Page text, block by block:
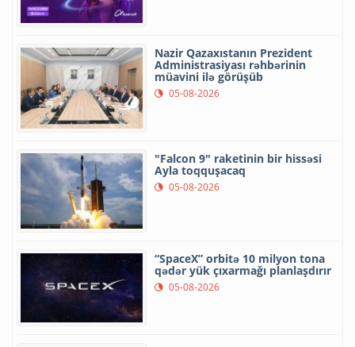
Nazir Qazaxıstanın Prezident
Administrasiyası rəhbərinin
müavini ilə görüşüb
05-08-2026
"Falcon 9" raketinin bir hissəsi
Ayla toqquşacaq
05-08-2026
“SpaceX” orbitə 10 milyon tona
qədər yük çıxarmağı planlaşdırır
05-08-2026